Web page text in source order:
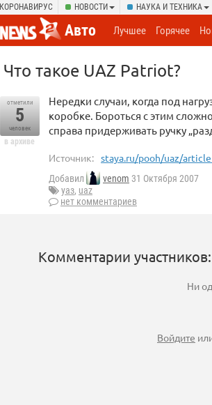
КОРОНАВИРУС НОВОСТИ НАУКА И ТЕХНИКА
Авто Лучшее Горячее
Что такое UAZ Patriot?
отметили
5
человек
в архиве
Нередки случаи, когда под
коробке. Бороться с этим
справа придерживать ручку
Источник: staya.ru/pooh/uaz/
Добавил venom 31 Октября 2007
уаз, uaz
нет комментариев
Комментарии участников:
Ни
Войдите